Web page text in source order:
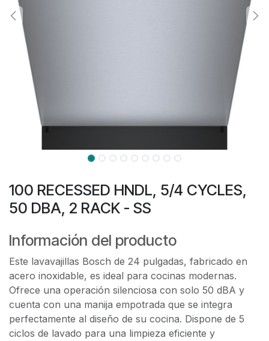
100 RECESSED HNDL, 5/4 CYCLES,
50 DBA, 2 RACK - SS
Información del producto
Este lavavajillas Bosch de 24 pulgadas, fabricado en
acero inoxidable, es ideal para cocinas modernas.
Ofrece una operación silenciosa con solo 50 dBA y
cuenta con una manija empotrada que se integra
perfectamente al diseño de su cocina. Dispone de 5
ciclos de lavado para una limpieza eficiente y